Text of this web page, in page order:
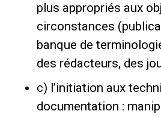
plus appropriés aux
circonstances
banque de
des rédacteurs, des
c) l’initiation aux
documentation :